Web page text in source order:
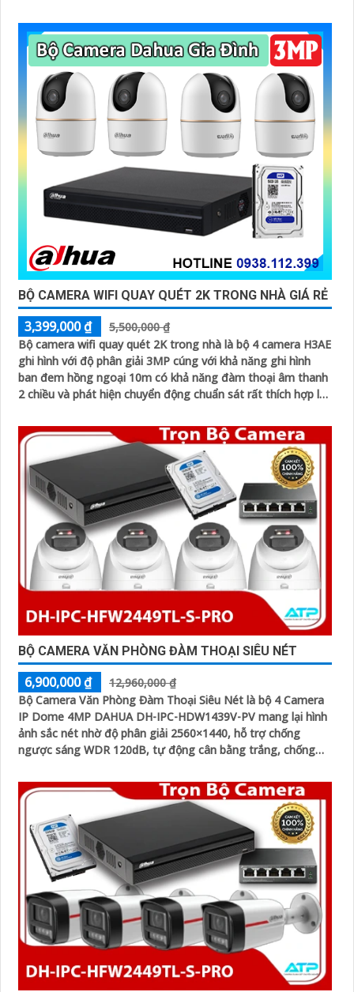
trắng, cùng khả năng phát hiện chuyển động thông minh,
giúp đảm bảo an toàn tuyệt đối cho khu vực kho hàng
BỘ CAMERA WIFI QUAY QUÉT 2K TRONG NHÀ GIÁ RẺ
3,399,000 ₫
5,500,000 ₫
Bộ camera wifi quay quét 2K trong nhà là bộ 4 camera H3AE
ghi hình với độ phân giải 3MP cúng với khả năng ghi hình
ban đem hồng ngoại 10m có khả năng đàm thoại âm thanh
2 chiều và phát hiện chuyển động chuẩn sát rất thích hợp lắp
cầu camera vừa có thể giám sát đêm vừa có thể đàm thoại
được âm thanh 2 chiều.
BỘ CAMERA VĂN PHÒNG ĐÀM THOẠI SIÊU NÉT
6,900,000 ₫
12,960,000 ₫
Bộ Camera Văn Phòng Đàm Thoại Siêu Nét là bộ 4 Camera
IP Dome 4MP DAHUA DH-IPC-HDW1439V-PV mang lại hình
ảnh sắc nét nhờ độ phân giải 2560×1440, hỗ trợ chống
ngược sáng WDR 120dB, tự động cân bằng trắng, chống
sáng kép LED ánh sáng ấm và hồng ngoại 30m, cùng tính
năng phát hiện con người, giúp giám sát hiệu quả ngày đêm